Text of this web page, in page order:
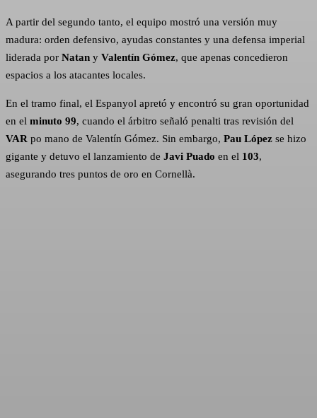
A partir del segundo tanto, el equipo mostró una versión muy
madura: orden defensivo, ayudas constantes y una defensa imperial
liderada por Natan y Valentín Gómez, que apenas concedieron
espacios a los atacantes locales.
En el tramo final, el Espanyol apretó y encontró su gran oportunidad
en el minuto 99, cuando el árbitro señaló penalti tras revisión del
VAR po mano de Valentín Gómez. Sin embargo, Pau López se hizo
gigante y detuvo el lanzamiento de Javi Puado en el 103,
asegurando tres puntos de oro en Cornellà.